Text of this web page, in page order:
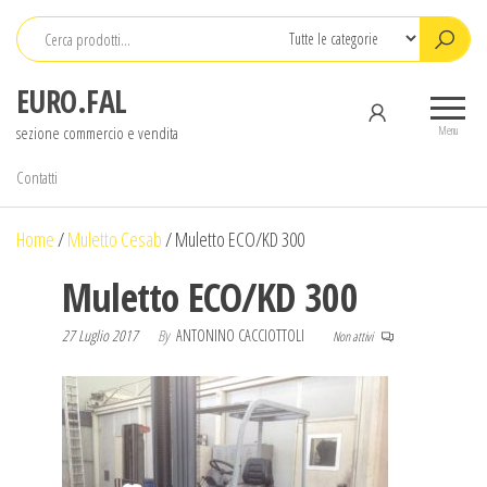
Salta
contenuto
EURO.FAL
sezione commercio e vendita Menu
Contatti
Home/Muletto Cesab/Muletto ECO/KD 300
Muletto ECO/KD 300
27 Luglio 2017 By ANTONINO CACCIOTTOLI Non attivi